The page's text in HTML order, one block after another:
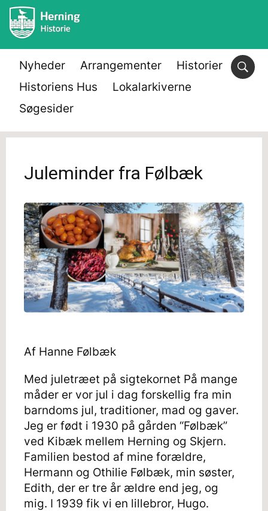
Nyheder Arrangementer
Historier
Historiens Hus
Lokalarkiverne
Søgesider
Juleminder fra Følbæk
Af Hanne Følbæk
Med juletræet på sigtekornet På mange
måder er vor jul i dag forskellig fra min
barndoms jul, traditioner, mad og gaver.
Jeg er født i 1930 på gården “Følbæk”
ved Kibæk mellem Herning og Skjern.
Familien bestod af mine forældre,
Hermann og Othilie Følbæk, min søster,
Edith, der er tre år ældre end jeg, og
mig. I 1939 fik vi en lillebror, Hugo.